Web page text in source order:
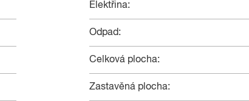
Elektřina:
Odpad:
Celková plocha:
Zastavěná plocha: